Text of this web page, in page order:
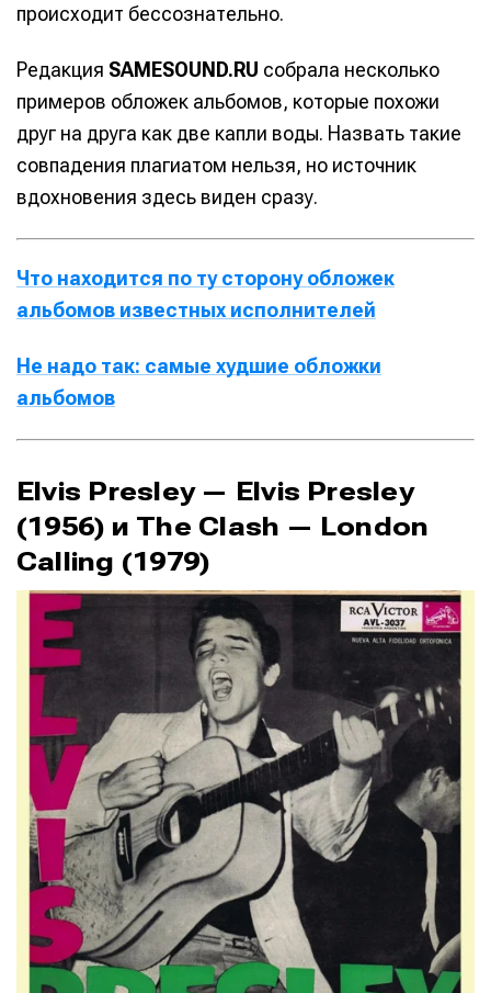
происходит бессознательно.
Редакция SAMESOUND.RU собрала несколько
примеров обложек альбомов, которые похожи
друг на друга как две капли воды. Назвать такие
совпадения плагиатом нельзя, но источник
вдохновения здесь виден сразу.
Что находится по ту сторону обложек
альбомов известных исполнителей
Не надо так: самые худшие обложки
альбомов
Elvis Presley — Elvis Presley
(1956) и The Clash — London
Calling (1979)